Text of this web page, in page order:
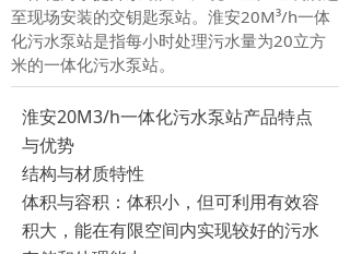
淮安20M3/h一体化污水泵站产品特点
与优势
结构与材质特性
体积与容积：体积小，但可利用有效容
积大，能在有限空间内实现较好的污水
至现场安装的交钥匙泵站。淮安20M³/h一体
化污水泵站是指每小时处理污水量为20立方
米的一体化污水泵站。